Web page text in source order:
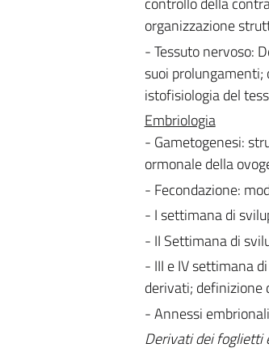
organizzazione
- Tessuto nervoso:
suoi prolungamenti;
istofisiologia del
Embriologia
- Gametogenesi:
ormonale della
- Fecondazione:
- I settimana di
- II Settimana di
- III e IV settimana
derivati; definizione
- Annessi embrionali
Derivati dei foglietti